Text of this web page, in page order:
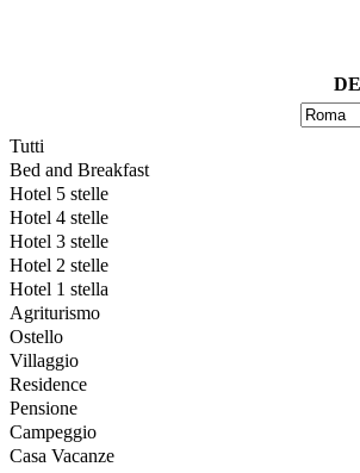
Tutti
Bed and Breakfast
Hotel 5 stelle
Hotel 4 stelle
Hotel 3 stelle
Hotel 2 stelle
Hotel 1 stella
Agriturismo
Ostello
Villaggio
Residence
Pensione
Campeggio
Casa Vacanze